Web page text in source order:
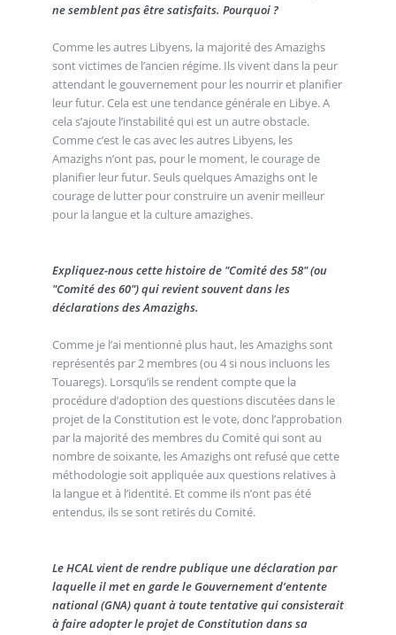
ne semblent pas être satisfaits. Pourquoi ?
Comme les autres Libyens, la majorité des Amazighs
sont victimes de l’ancien régime. Ils vivent dans la peur
attendant le gouvernement pour les nourrir et planifier
leur futur. Cela est une tendance générale en Libye. A
cela s’ajoute l’instabilité qui est un autre obstacle.
Comme c’est le cas avec les autres Libyens, les
Amazighs n’ont pas, pour le moment, le courage de
planifier leur futur. Seuls quelques Amazighs ont le
courage de lutter pour construire un avenir meilleur
pour la langue et la culture amazighes.
Expliquez-nous cette histoire de "Comité des 58" (ou
"Comité des 60") qui revient souvent dans les
déclarations des Amazighs.
Comme je l’ai mentionné plus haut, les Amazighs sont
représentés par 2 membres (ou 4 si nous incluons les
Touaregs). Lorsqu’ils se rendent compte que la
procédure d’adoption des questions discutées dans le
projet de la Constitution est le vote, donc l’approbation
par la majorité des membres du Comité qui sont au
nombre de soixante, les Amazighs ont refusé que cette
méthodologie soit appliquée aux questions relatives à
la langue et à l’identité. Et comme ils n’ont pas été
entendus, ils se sont retirés du Comité.
Le HCAL vient de rendre publique une déclaration par
laquelle il met en garde le Gouvernement d’entente
national (GNA) quant à toute tentative qui consisterait
à faire adopter le projet de Constitution dans sa